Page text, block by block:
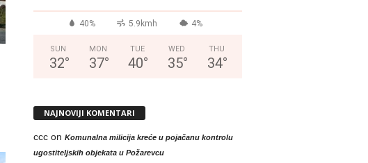
40% 5.9kmh 4%
SUN
32°
MON
37°
TUE
40°
WED
35°
THU
34°
NAJNOVIJI KOMENTARI
cccon Komunalna milicija kreće u pojačanu kontrolu
ugostiteljskih objekata u Požarevcu